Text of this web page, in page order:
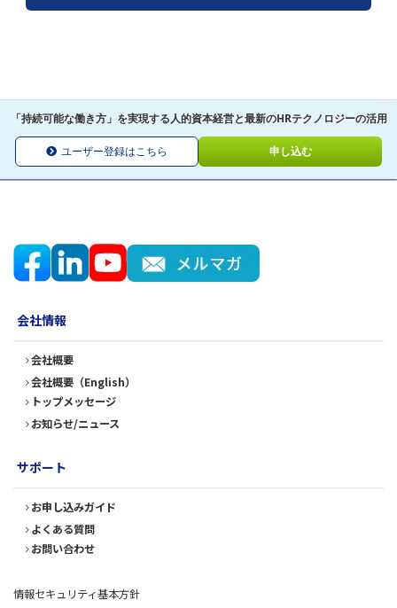
「持続可能な働き方」を実現する人的資本経営と最新のHRテクノロジーの活用
ユーザー登録はこちら 申し込む
会社情報
会社概要
会社概要（English）
トップメッセージ
お知らせ/ニュース
サポート
お申し込みガイド
よくある質問
お問い合わせ
情報セキュリティ基本方針